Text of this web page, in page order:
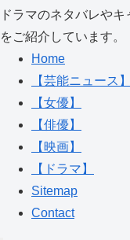
ドラマのネタバレや
をご紹介しています。
Home
【芸能ニュース】
【女優】
【俳優】
【映画】
【ドラマ】
Sitemap
Contact